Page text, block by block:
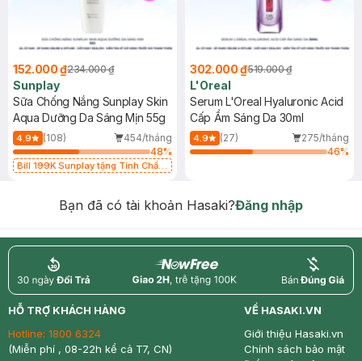
152.000 ₫234.000 ₫
Sunplay
Sữa Chống Nắng Sunplay Skin
Aqua Dưỡng Da Sáng Mịn 55g
4.9 (108)
454/tháng
48%
Bill 199K Sunplay tặng Tinh Chất
302.000 ₫519.000 ₫
L'Oreal
Serum L'Oreal Hyaluronic Acid
Cấp Ẩm Sáng Da 30ml
4.9 (27)
275/tháng
46%
Bạn đã có tài khoản Hasaki?Đăng nhập
return nowfree price
HỖ TRỢ KHÁCH HÀNG
Hotline: 1800 6324
(Miễn phí , 08-22h kể cả T7, CN)
VỀ HASAKI.VN
Giới thiệu Hasaki.vn
Chính sách bảo mật